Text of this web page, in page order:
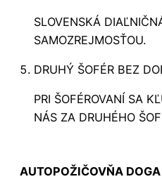
SLOVENSKÁ
SAMOZREJMOSŤOU.
DRUHÝ ŠOFÉR BEZ
PRI ŠOFÉROVANÍ SA
NÁS ZA DRUHÉHO
AUTOPOŽIČOVŇA